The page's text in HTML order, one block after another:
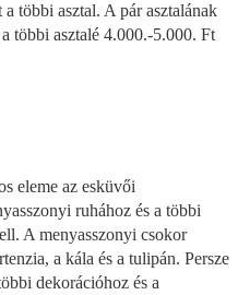
többi asztal. A pár asztalának
többi asztalé 4.000.-5.000. Ft
eleme az esküvői
ruhához és a többi
A menyasszonyi csokor
a kála és a tulipán. Persze
dekorációhoz és a